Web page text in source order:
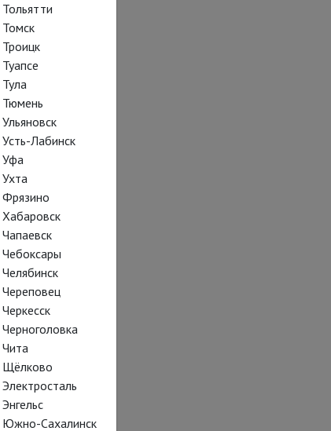
Тольятти
Томск
Троицк
Туапсе
Тула
Тюмень
Ульяновск
Усть-Лабинск
Уфа
Ухта
Фрязино
Хабаровск
Чапаевск
Чебоксары
Челябинск
Череповец
Черкесск
Черноголовка
Чита
Щёлково
Электросталь
Энгельс
Южно-Сахалинск